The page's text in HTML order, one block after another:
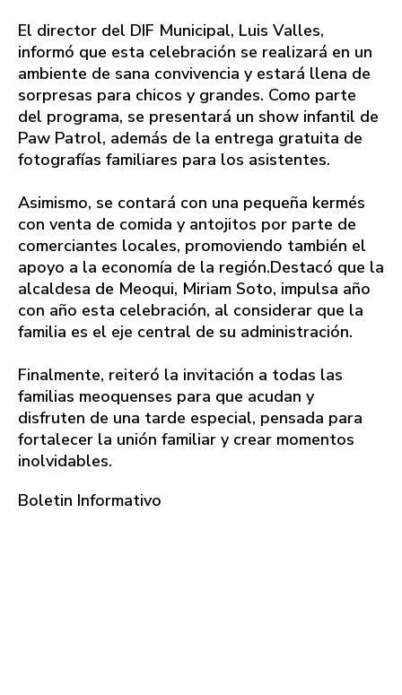
El director del DIF Municipal, Luis Valles,
informó que esta celebración se realizará en un
ambiente de sana convivencia y estará llena de
sorpresas para chicos y grandes. Como parte
del programa, se presentará un show infantil de
Paw Patrol, además de la entrega gratuita de
fotografías familiares para los asistentes.
Asimismo, se contará con una pequeña kermés
con venta de comida y antojitos por parte de
comerciantes locales, promoviendo también el
apoyo a la economía de la región.Destacó que la
alcaldesa de Meoqui, Miriam Soto, impulsa año
con año esta celebración, al considerar que la
familia es el eje central de su administración.
Finalmente, reiteró la invitación a todas las
familias meoquenses para que acudan y
disfruten de una tarde especial, pensada para
fortalecer la unión familiar y crear momentos
inolvidables.
Boletin Informativo